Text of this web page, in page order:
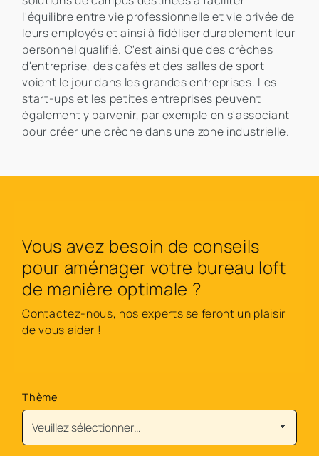
l'équilibre entre vie professionnelle et vie privée de
leurs employés et ainsi à fidéliser durablement leur
personnel qualifié. C'est ainsi que des crèches
d'entreprise, des cafés et des salles de sport
voient le jour dans les grandes entreprises. Les
start-ups et les petites entreprises peuvent
également y parvenir, par exemple en s'associant
pour créer une crèche dans une zone industrielle.
Vous avez besoin de conseils
pour aménager votre bureau loft
de manière optimale ?
Contactez-nous, nos experts se feront un plaisir
de vous aider !
Thème